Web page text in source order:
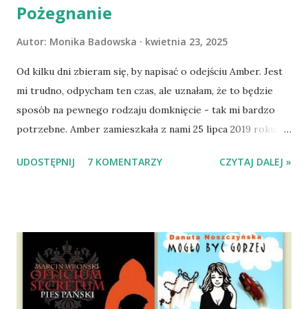
Pożegnanie
Autor: Monika Badowska kwietnia 23, 2025
Od kilku dni zbieram się, by napisać o odejściu Amber. Jest
mi trudno, odpycham ten czas, ale uznałam, że to będzie
sposób na pewnego rodzaju domknięcie - tak mi bardzo
potrzebne. Amber zamieszkała z nami 25 lipca 2019 roku.
Mazowieckim, pojechaliśmy na wizytę zapoznawczą, a kilka
wspólnego życia przeczytacie TUTAJ i TUTAJ . Gdy już
nieco okrzepliśmy w codzienności z psem, a Amber - z
ludźmi i kotami, pojawił się pomysł na wspólny jesienny
wyjazd w Beskid Niski. Zanim to jednak się stało psica miała
UDOSTĘPNIJ 7 KOMENTARZY CZYTAJ DALEJ »